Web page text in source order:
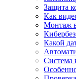
Защита
Как
Монтаж
Какой
Система